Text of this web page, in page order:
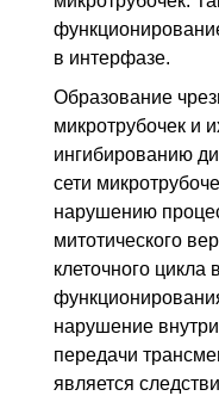
в интерфазе.
Образование
микротрубочек и
ингибированию
сети
нарушению
митотического
клеточного цикла
нарушение
передачи
является